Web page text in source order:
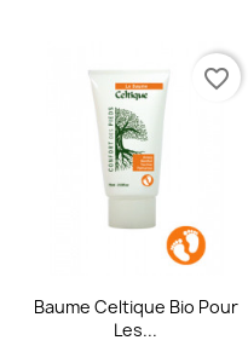
Aperçu rapide
Baume Celtique Bio Pour
Les...
favorite_border